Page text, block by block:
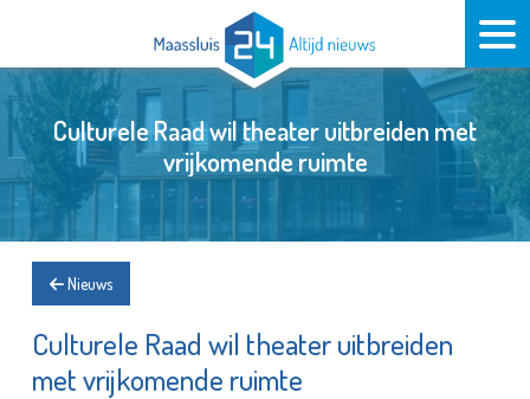
Culturele Raad wil theater uitbreiden met
vrijkomende ruimte
Nieuws
Culturele Raad wil theater uitbreiden
met vrijkomende ruimte